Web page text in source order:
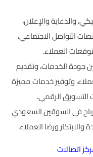
والدعاية والإعلان،
التواصل الاجتماعي،
العملاء.
جودة الخدمات، وتقديم
وتوفير خدمات مميزة
التسويق الرقمي.
في السوقين السعودي
ورضا العملاء.
اتصالات